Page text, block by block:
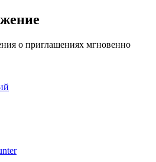
о приглашениях мгновенно